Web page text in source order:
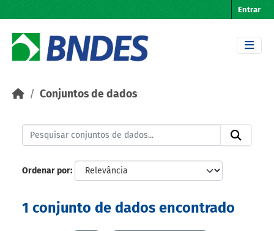
Entrar
Conjuntos de dados
Ordenar por
1 conjunto de dados encontrado